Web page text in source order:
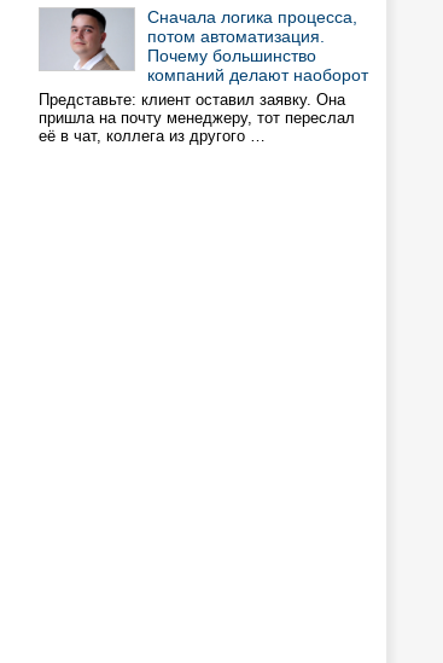
Сначала логика процесса,
потом автоматизация.
Почему большинство
компаний делают наоборот
Представьте: клиент оставил заявку. Она
пришла на почту менеджеру, тот переслал
её в чат, коллега из другого …